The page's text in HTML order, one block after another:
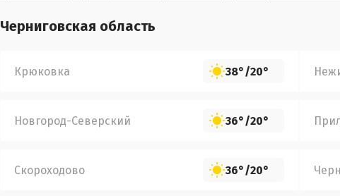
Черниговская область
Крюковка 38°/20°
Новгород-Северский 36°/20°
Скороходово 36°/20°